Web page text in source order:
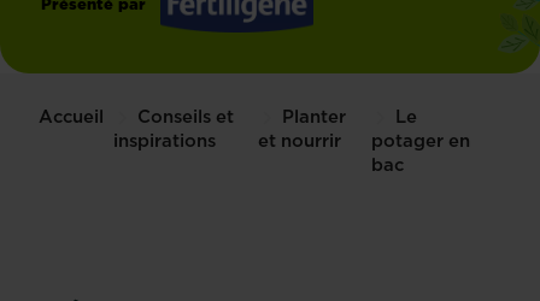
Accueil
Conseils et
inspirations
Planter
et nourrir
Le
potager en
bac